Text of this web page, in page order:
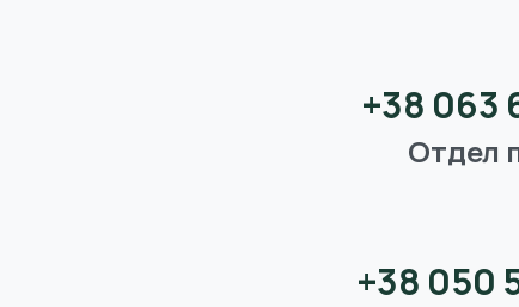
+38 063
Отдел
+38 050